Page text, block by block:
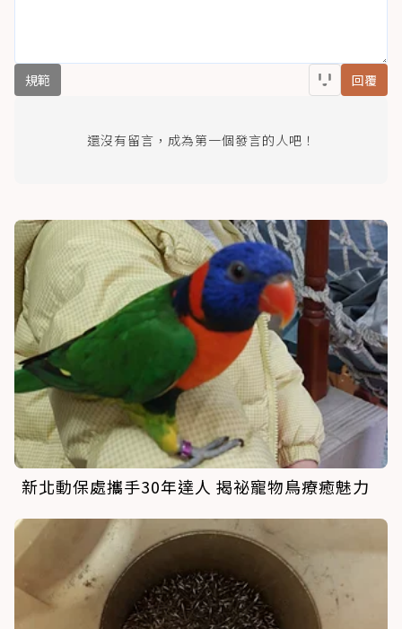
規範 回覆
還沒有留言，成為第一個發言的人吧！
新北動保處攜手30年達人 揭祕寵物鳥療癒魅力